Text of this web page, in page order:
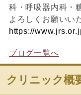
科・呼吸器内科・
よろしくお願いい
https://
ブログ一覧へ
クリニック概